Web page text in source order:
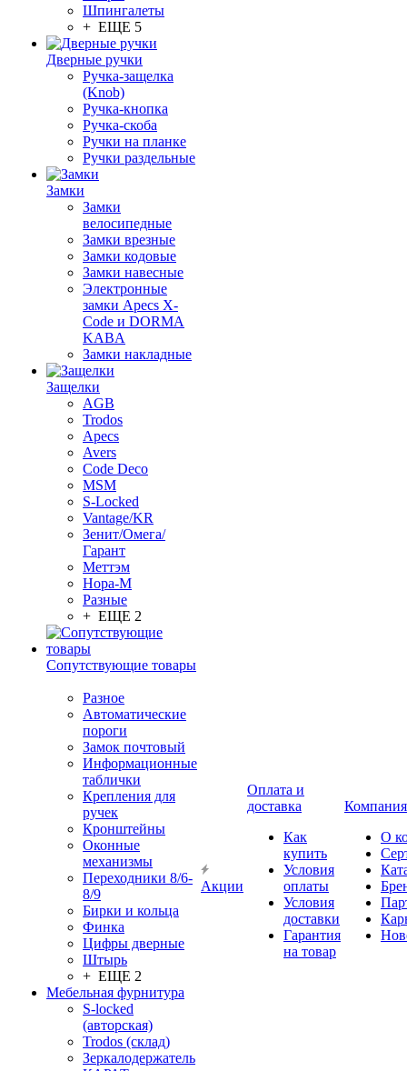
Шпингалеты
+ ЕЩЕ 5
Дверные ручки
Ручка-защелка
(Knob)
Ручка-кнопка
Ручка-скоба
Ручки на планке
Ручки раздельные
Замки
Замки
велосипедные
Замки врезные
Замки кодовые
Замки навесные
Электронные
замки Apecs X-
Code и DORMA
KABA
Замки накладные
Защелки
AGB
Trodos
Apecs
Avers
Code Deco
MSM
S-Locked
Vantage/KR
Зенит/Омега/
Гарант
Меттэм
Нора-М
Разные
+ ЕЩЕ 2
Сопутствующие товары
Разное
Автоматические
пороги
Замок почтовый
Информационные
таблички
Крепления для
ручек
Кронштейны
Оконные
механизмы
Переходники 8/6-
8/9
Бирки и кольца
Финка
Цифры дверные
Штырь
+ ЕЩЕ 2
Мебельная фурнитура
S-locked
(авторская)
Trodos (склад)
Зеркалодержатель
Акции
Оплата и
доставка
Как
купить
Условия
оплаты
Условия
доставки
Гарантия
на товар
Компания
О